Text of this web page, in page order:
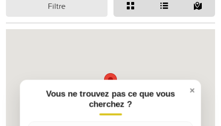
Filtre
×
Vous ne trouvez pas ce que vous
cherchez ?